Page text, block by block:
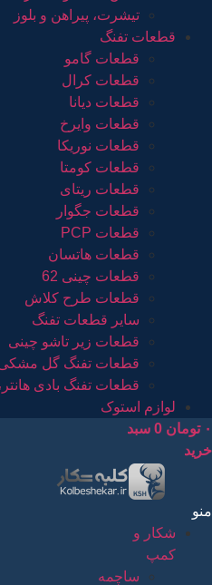
تیشرت، پیراهن و بلوز
قطعات تفنگ
قطعات گامو
قطعات کرال
قطعات دیانا
قطعات وایرخ
قطعات نوریکا
قطعات کومتا
قطعات ریتای
قطعات جگوار
قطعات PCP
قطعات هاتسان
قطعات چینی 62
قطعات طرح کلاش
سایر قطعات تفنگ
قطعات زیر تاشو چینی
قطعات تفنگ گل
قطعات تفنگ بادی
لوازم استوک
۰ تومان 0 سبد
خرید
منو
شکار و
کمپ
ساچمه